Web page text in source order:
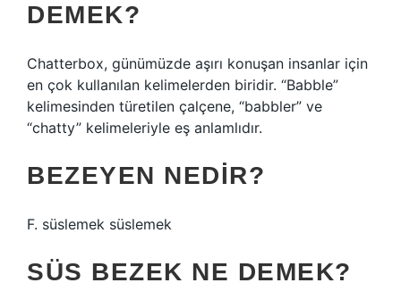
DEMEK?
Chatterbox, günümüzde aşırı konuşan insanlar için
en çok kullanılan kelimelerden biridir. “Babble”
kelimesinden türetilen çalçene, “babbler” ve
“chatty” kelimeleriyle eş anlamlıdır.
BEZEYEN NEDIR?
F. süslemek süslemek
SÜS BEZEK NE DEMEK?